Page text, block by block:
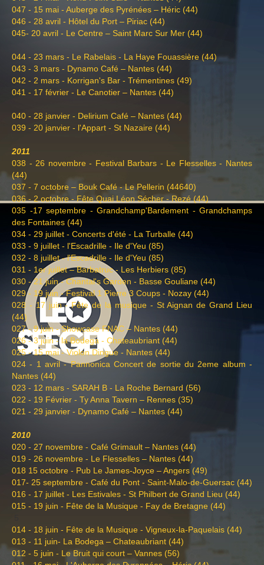
047 - 15 mai - Auberge des Pyrénées – Héric (44)
046 - 28 avril - Hôtel du Port – Piriac (44)
045- 20 avril - Le Centre – Saint Marc Sur Mer (44)
044 - 23 mars - Le Rabelais - La Haye Fouassière (44)
043 - 3 mars - Dynamo Café – Nantes (44)
042 - 2 mars - Korrigan's Bar - Trémentines (49)
041 - 17 février - Le Canotier – Nantes (44)
040 - 28 janvier - Delirium Café – Nantes (44)
039 - 20 janvier - l'Appart - St Nazaire (44)
2011
038 - 26 novembre - Festival Barbars - Le Flesselles - Nantes
(44)
037 - 7 octobre – Bouk Café - Le Pellerin (44640)
036 - 2 octobre - Fête Quai Léon Sécher - Rezé (44)
035 -17 septembre - Grandchamp'Bardement - Grandchamps
des Fontaines (44)
034 - 29 juillet - Concerts d'été - La Turballe (44)
033 - 9 juillet - l'Escadrille - Ile d'Yeu (85)
032 - 8 juillet - l'Escadrille - Ile d'Yeu (85)
031 - 1er juillet – Barbatruc - Les Herbiers (85)
030 - 21 juin - Chantal's Garden - Basse Gouliane (44)
029 - 19 juin - Festival 1 Pierre 3 Coups - Nozay (44)
028 - 17 juin - Fête de la musique - St Aignan de Grand Lieu
(44)
027 - 9 juin - Showcase FNAC – Nantes (44)
026 - 3 juin - la Bodega - Chateaubriant (44)
025 - 15 mai - Violon Dingue - Nantes (44)
024 - 1 avril - Pannonica Concert de sortie du 2eme album -
Nantes (44)
023 - 12 mars - SARAH B - La Roche Bernard (56)
022 - 19 Février - Ty Anna Tavern – Rennes (35)
021 - 29 janvier - Dynamo Café – Nantes (44)
2010
020 - 27 novembre - Café Grimault – Nantes (44)
019 - 26 novembre - Le Flesselles – Nantes (44)
018 15 octobre - Pub Le James-Joyce – Angers (49)
017- 25 septembre - Café du Pont - Saint-Malo-de-Guersac (44)
016 - 17 juillet - Les Estivales - St Philbert de Grand Lieu (44)
015 - 19 juin - Fête de la Musique - Fay de Bretagne (44)
014 - 18 juin - Fête de la Musique - Vigneux-la-Paquelais (44)
013 - 11 juin- La Bodega – Chateaubriant (44)
012 - 5 juin - Le Bruit qui court – Vannes (56)